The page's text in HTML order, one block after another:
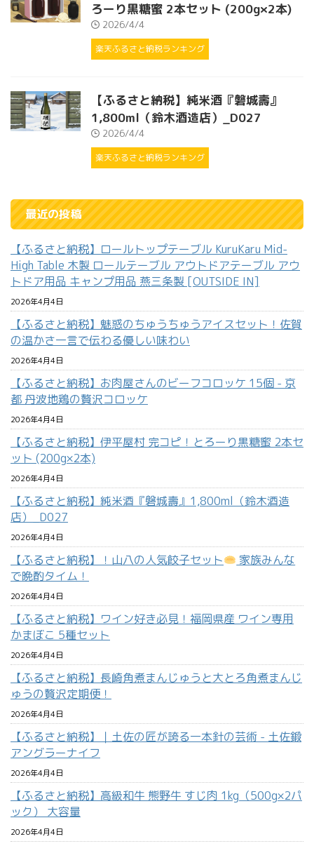
ろーり黒糖蜜 2本セット (200g×2本)
2026/4/4
楽天ふるさと納税ランキング
【ふるさと納税】純米酒『磐城壽』
1,800ml（鈴木酒造店）_D027
2026/4/4
楽天ふるさと納税ランキング
最近の投稿
【ふるさと納税】ロールトップテーブル KuruKaru Mid-
High Table 木製 ロールテーブル アウトドアテーブル アウ
トドア用品 キャンプ用品 燕三条製 [OUTSIDE IN]
2026年4月4日
【ふるさと納税】魅惑のちゅうちゅうアイスセット！佐賀
の温かさ一言で伝わる優しい味わい
2026年4月4日
【ふるさと納税】お肉屋さんのビーフコロッケ 15個 - 京
都 丹波地鶏の贅沢コロッケ
2026年4月4日
【ふるさと納税】伊平屋村 完コピ！とろーり黒糖蜜 2本セ
ット (200g×2本)
2026年4月4日
【ふるさと納税】純米酒『磐城壽』1,800ml（鈴木酒造
店）_D027
2026年4月4日
【ふるさと納税】！山八の人気餃子セット
家族みんな
で晩酌タイム！
2026年4月4日
【ふるさと納税】ワイン好き必見！福岡県産 ワイン専用
かまぼこ 5種セット
2026年4月4日
【ふるさと納税】長崎角煮まんじゅうと大とろ角煮まんじ
ゅうの贅沢定期便！
2026年4月4日
【ふるさと納税】｜土佐の匠が誇る一本針の芸術 - 土佐鍛
アングラーナイフ
2026年4月4日
【ふるさと納税】高級和牛 熊野牛 すじ肉 1kg（500g×2パ
ック） 大容量
2026年4月4日